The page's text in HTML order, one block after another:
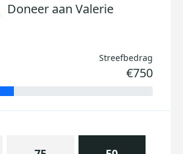
Doneer aan Valerie
Streefbedrag
€750